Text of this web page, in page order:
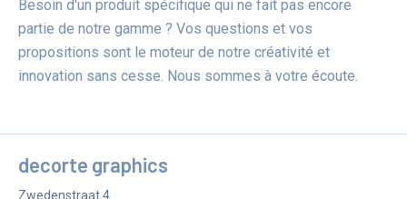
Besoin d'un produit spécifique qui ne fait pas encore
partie de notre gamme ? Vos questions et vos
propositions sont le moteur de notre créativité et
innovation sans cesse. Nous sommes à votre écoute.
decorte graphics
Zwedenstraat 4